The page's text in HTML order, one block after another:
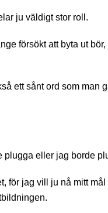
ju väldigt stor roll.
försökt att byta ut
ett sånt ord som man
plugga eller jag borde
för jag vill ju nå mitt mål